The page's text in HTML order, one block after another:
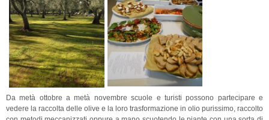
Da metà ottobre a metà novembre scuole e turisti possono partecipare e
vedere la raccolta delle olive e la loro trasformazione in olio purissimo, raccolto